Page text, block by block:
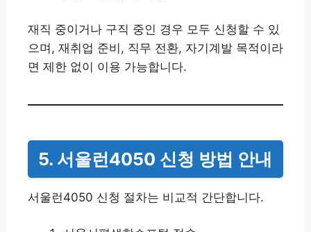
재직 중이거나 구직 중인 경우 모두 신청할 수 있
으며, 재취업 준비, 직무 전환, 자기계발 목적이라
면 제한 없이 이용 가능합니다.
5. 서울런4050 신청 방법 안내
서울런4050 신청 절차는 비교적 간단합니다.